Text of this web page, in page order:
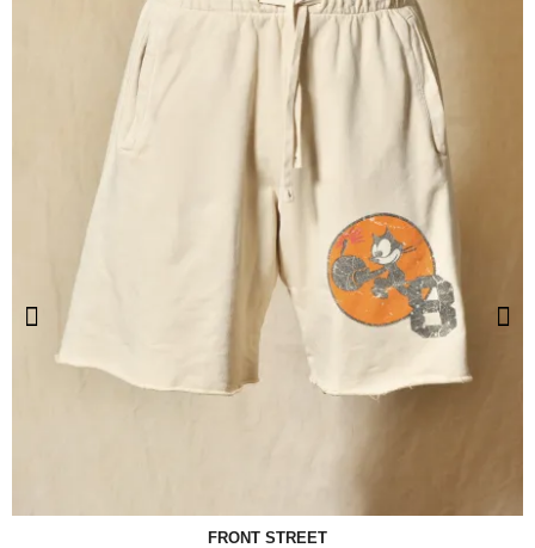
FRONT STREET